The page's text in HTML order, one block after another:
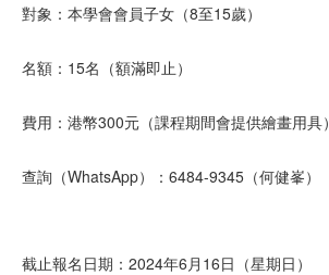
對象：本學會會員子女（8至15歲）
名額：15名（額滿即止）
費用：港幣300元（課程期間會提供繪畫用具）
查詢（WhatsApp）：6484-9345（何健峯）
截止報名日期：2024年6月16日（星期日）